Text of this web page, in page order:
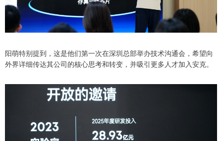
阳萌特别提到，这是他们第一次在深圳总部举办技术沟通会，希望向
外界详细传达其公司的核心思考和转变，并吸引更多人才加入安克。